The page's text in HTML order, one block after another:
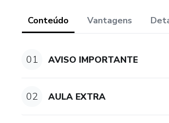
Conteúdo Vantagens
01 AVISO IMPORTANTE
02 AULA EXTRA